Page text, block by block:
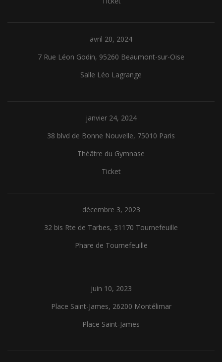
avril 20, 2024
7 Rue Léon Godin, 95260 Beaumont-sur-Oise
Salle Léo Lagrange
janvier 24, 2024
38 blvd de Bonne Nouvelle, 75010 Paris
Théâtre du Gymnase
Ticket
décembre 3, 2023
32 bis Rte de Tarbes, 31170 Tournefeuille
Phare de Tournefeuille
juin 10, 2023
Place Saint-James, 26200 Montélimar
Place Saint-James